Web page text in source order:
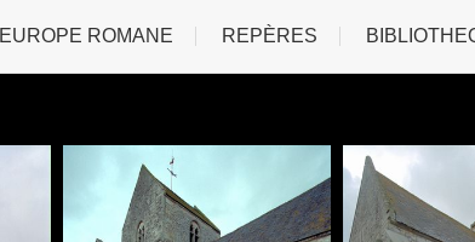
EUROPE ROMANE REPÈRES